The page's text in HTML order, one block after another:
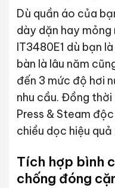
Dù quần áo của
dày dặn hay mỏng
IT3480E1 dù bạn
bàn là lâu năm
đến 3 mức độ hơi
nhu cầu. Đồng
Press & Steam
chiều dọc hiệu quả
Tích hợp bình
chống đóng